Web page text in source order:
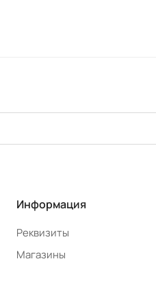
Информация
Реквизиты
Магазины